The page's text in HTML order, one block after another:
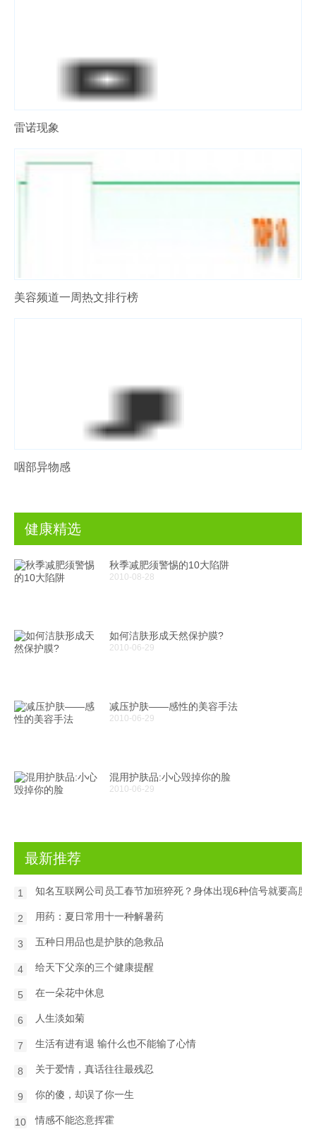
雷诺现象
美容频道一周热文排行榜
咽部异物感
健康精选
秋季减肥须警惕的10大陷阱
2010-08-28
如何洁肤形成天然保护膜?
2010-06-29
减压护肤——感性的美容手法
2010-06-29
混用护肤品:小心毁掉你的脸
2010-06-29
最新推荐
1 知名互联网公司员工春节加班猝死？身体出现6种信号就要高度
2 用药：夏日常用十一种解暑药
3 五种日用品也是护肤的急救品
4 给天下父亲的三个健康提醒
5 在一朵花中休息
6 人生淡如菊
7 生活有进有退 输什么也不能输了心情
8 关于爱情，真话往往最残忍
9 你的傻，却误了你一生
10 情感不能恣意挥霍